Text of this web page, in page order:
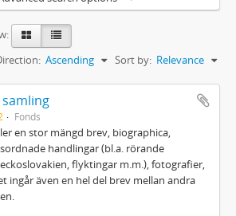
Sort by: Relevance
Ascending
samling
Fonds
en stor mängd brev, biographica,
handlingar (bl.a. rörande
flyktingar m.m.), fotografier,
ingår även en hel del brev mellan andra